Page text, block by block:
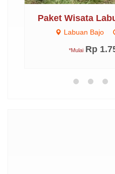
Paket Wisata
Labuan Bajo
*Mulai Rp